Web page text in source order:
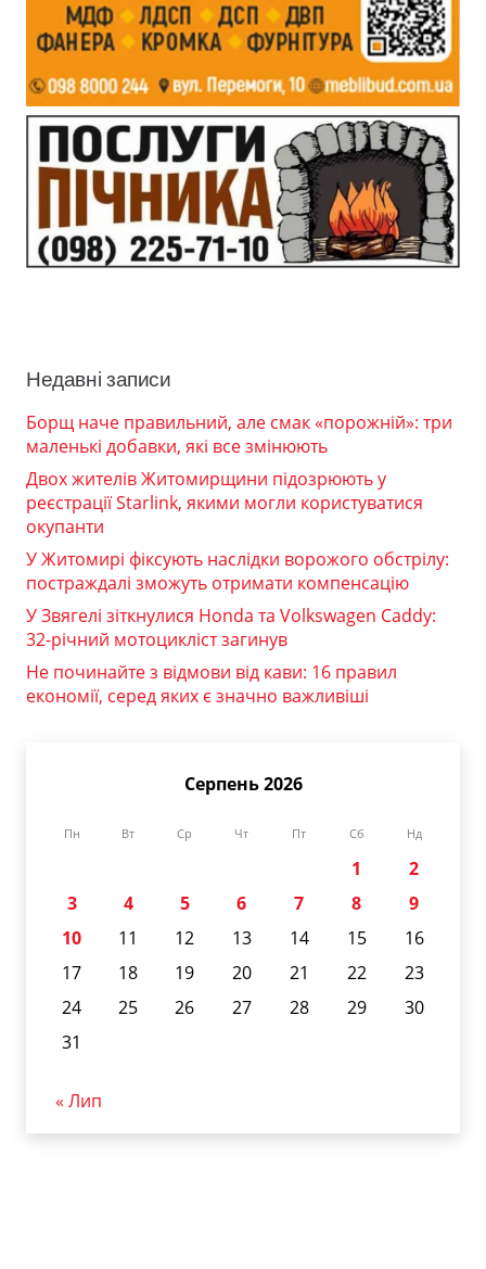
Недавні записи
Борщ наче правильний, але смак «порожній»: три
маленькі добавки, які все змінюють
Двох жителів Житомирщини підозрюють у
реєстрації Starlink, якими могли користуватися
окупанти
У Житомирі фіксують наслідки ворожого обстрілу:
постраждалі зможуть отримати компенсацію
У Звягелі зіткнулися Honda та Volkswagen Caddy:
32-річний мотоцикліст загинув
Не починайте з відмови від кави: 16 правил
економії, серед яких є значно важливіші
Серпень 2026
Пн Вт Ср Чт Пт Сб Нд
1
2
3
4 5 6 7 8
9
10
11 12 13 14 15
16
17
18 19 20 21 22
23
24
25 26 27 28 29
30
31
« Лип